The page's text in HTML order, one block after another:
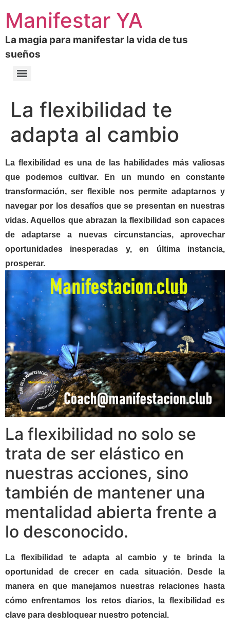
Manifestar YA
La magia para manifestar la vida de tus
sueños
La flexibilidad te
adapta al cambio
La flexibilidad es una de las habilidades más valiosas
que podemos cultivar. En un mundo en constante
transformación, ser flexible nos permite adaptarnos y
navegar por los desafíos que se presentan en nuestras
vidas. Aquellos que abrazan la flexibilidad son capaces
de adaptarse a nuevas circunstancias, aprovechar
oportunidades inesperadas y, en última instancia,
prosperar.
La flexibilidad no solo se
trata de ser elástico en
nuestras acciones, sino
también de mantener una
mentalidad abierta frente a
lo desconocido.
La flexibilidad te adapta al cambio y te brinda la
oportunidad de crecer en cada situación. Desde la
manera en que manejamos nuestras relaciones hasta
cómo enfrentamos los retos diarios, la flexibilidad es
clave para desbloquear nuestro potencial.